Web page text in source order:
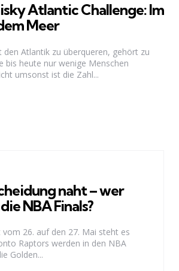
Atlantic Challenge: Im
Meer
Atlantik zu überqueren, gehört zu
bis heute nur wenige Menschen
umsonst ist die Zahl...
naht – wer
NBA Finals?
vom 26. auf den 27. Mai steht es
Raptors werden in den NBA
Golden...